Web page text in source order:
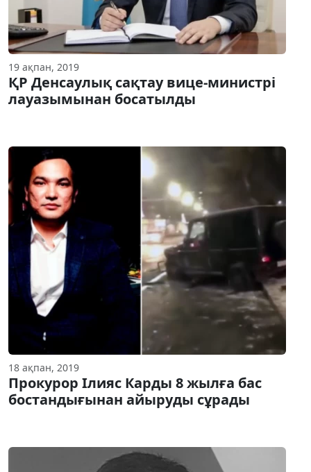
19 ақпан, 2019
ҚР Денсаулық сақтау вице-министрі
лауазымынан босатылды
18 ақпан, 2019
Прокурор Ілияс Карды 8 жылға бас
бостандығынан айыруды сұрады